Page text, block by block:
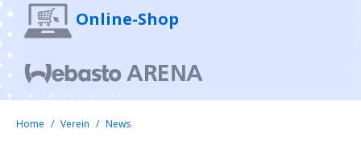
Online-Shop
Home Verein News